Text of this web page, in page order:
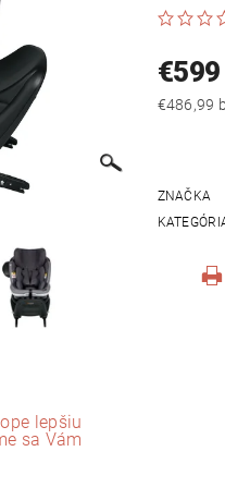
€599
ZNAČKA
lepšiu
sa Vám